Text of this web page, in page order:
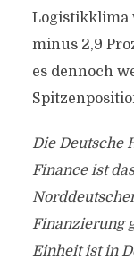
Logistikklima
minus 2,9
es dennoch
Die Deutsche
Finance ist
Finanzierung
Einheit ist in